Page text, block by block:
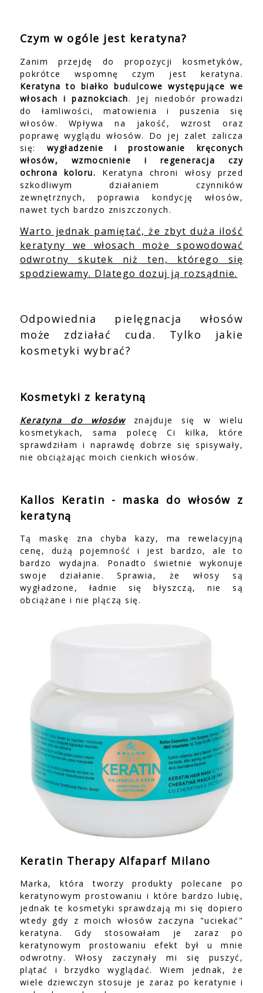
Czym w ogóle jest keratyna?
Zanim przejdę do propozycji kosmetyków,
pokrótce wspomnę czym jest keratyna.
Keratyna to białko budulcowe występujące we
włosach i paznokciach. Jej niedobór prowadzi
do łamliwości, matowienia i puszenia się
włosów. Wpływa na jakość, wzrost oraz
poprawę wyglądu włosów. Do jej zalet zalicza
się: wygładzenie i prostowanie kręconych
włosów, wzmocnienie i regeneracja czy
ochrona koloru. Keratyna chroni włosy przed
szkodliwym działaniem czynników
zewnętrznych, poprawia kondycję włosów,
nawet tych bardzo zniszczonych.
Warto jednak pamiętać, że zbyt duża ilość
keratyny we włosach może spowodować
odwrotny skutek niż ten, którego się
spodziewamy. Dlatego dozuj ją rozsądnie.
Odpowiednia pielęgnacja włosów
może zdziałać cuda. Tylko jakie
kosmetyki wybrać?
Kosmetyki z keratyną
Keratyna do włosówznajduje się w wielu
kosmetykach, sama polecę Ci kilka, które
sprawdziłam i naprawdę dobrze się spisywały,
nie obciążając moich cienkich włosów.
Kallos Keratin - maska do włosów z
keratyną
Tą maskę zna chyba kazy, ma rewelacyjną
cenę, dużą pojemność i jest bardzo, ale to
bardzo wydajna. Ponadto świetnie wykonuje
swoje działanie. Sprawia, że włosy są
wygładzone, ładnie się błyszczą, nie są
obciążane i nie plączą się.
Keratin Therapy Alfaparf Milano
Marka, która tworzy produkty polecane po
keratynowym prostowaniu i które bardzo lubię,
jednak te kosmetyki sprawdzają mi się dopiero
wtedy gdy z moich włosów zaczyna "uciekać"
keratyna. Gdy stosowałam je zaraz po
keratynowym prostowaniu efekt był u mnie
odwrotny. Włosy zaczynały mi się puszyć,
plątać i brzydko wyglądać. Wiem jednak, że
wiele dziewczyn stosuje je zaraz po keratynie i